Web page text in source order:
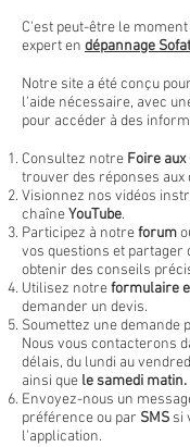
C'est peut-être le
expert en dépannage
Notre site a été conçu
l'aide nécessaire, avec
pour accéder à des
Consultez notre Foire aux
trouver des réponses aux
Visionnez nos vidéos
chaîneYouTube.
Participez à notreforum
vos questions et partager
obtenir des conseils
Utilisez notreformulaire
demander un devis.
Soumettez une demande
Nous vous contacterons
délais, du lundi au
ainsi que le samedi matin.
Envoyez-nous un
préférence ou par SMS si
l'application.